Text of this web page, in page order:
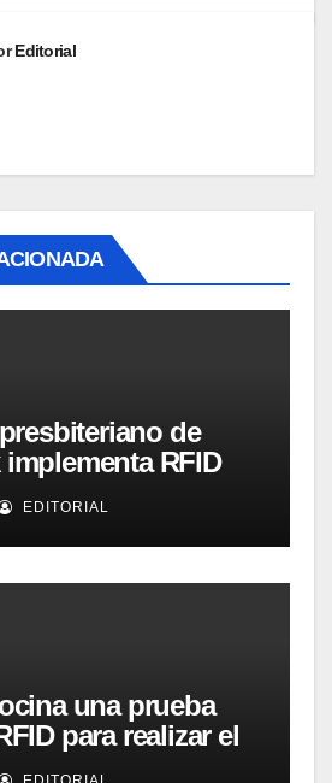
Editorial
de
implementa RFID
el proceso de
equipamiento
EDITORIAL
una prueba
para realizar el
y control de